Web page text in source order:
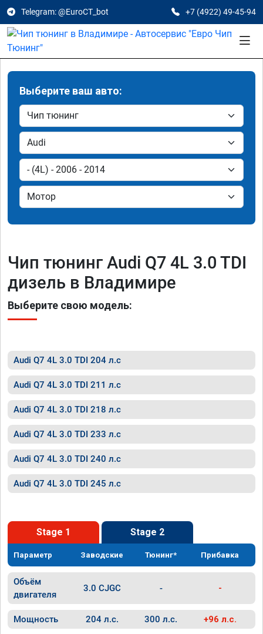
Telegram: @EuroCT_bot +7 (4922) 49-45-94
Выберите ваш авто:
Чип тюнинг Audi Q7 4L 3.0 TDI
дизель в Владимире
Выберите свою модель:
Audi Q7 4L 3.0 TDI 204 л.с
Audi Q7 4L 3.0 TDI 211 л.с
Audi Q7 4L 3.0 TDI 218 л.с
Audi Q7 4L 3.0 TDI 233 л.с
Audi Q7 4L 3.0 TDI 240 л.с
Audi Q7 4L 3.0 TDI 245 л.с
Stage 1 Stage 2
Параметр Заводские Тюнинг* Прибавка
Объём
двигателя
3.0 CJGC - -
Мощность 204 л.с. 300 л.с. +96 л.с.